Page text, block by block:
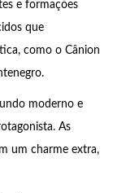
e formações
que
como o Cânion
moderno e
As
um charme extra,